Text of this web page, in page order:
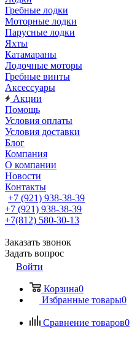
Гребные лодки
Моторные лодки
Парусные лодки
Яхты
Катамараны
Лодочные моторы
Гребные винты
Аксессуары
Акции
Помощь
Условия оплаты
Условия доставки
Блог
Компания
О компании
Новости
Контакты
+7 (921) 938-38-39
+7 (921) 938-38-39
+7(812) 580-30-13
Заказать звонок
Задать вопрос
Войти
Корзина0
Избранные товары0
Сравнение товаров0